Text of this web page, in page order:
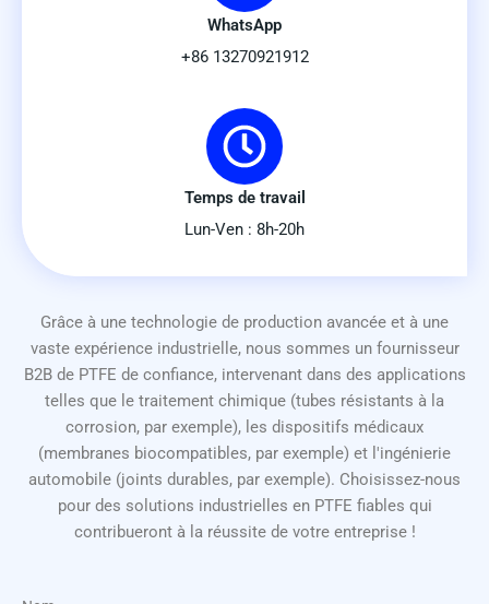
WhatsApp
+86 13270921912
Temps de travail
Lun-Ven : 8h-20h
Grâce à une technologie de production avancée et à une
vaste expérience industrielle, nous sommes un fournisseur
B2B de PTFE de confiance, intervenant dans des applications
telles que le traitement chimique (tubes résistants à la
corrosion, par exemple), les dispositifs médicaux
(membranes biocompatibles, par exemple) et l'ingénierie
automobile (joints durables, par exemple). Choisissez-nous
pour des solutions industrielles en PTFE fiables qui
contribueront à la réussite de votre entreprise !